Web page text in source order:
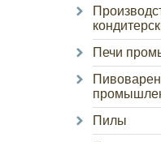
Печи
Пилы